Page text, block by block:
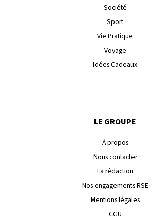
Société
Sport
Vie Pratique
Voyage
Idées Cadeaux
LE GROUPE
À propos
Nous contacter
La rédaction
Nos engagements RSE
Mentions légales
CGU